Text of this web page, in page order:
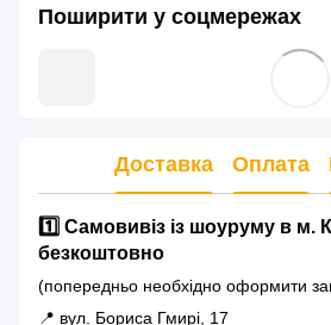
Поширити у соцмережах
Доставка Оплата
1️⃣ Самовивіз із шоуруму в м.
безкоштовно
(попередньо необхідно оформити
📍 вул. Бориса Гмирі, 17